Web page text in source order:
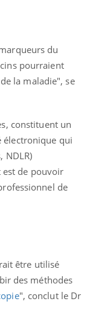
du
pourraient
la maladie", se
constituent un
électronique qui
NDLR)
est de pouvoir
de
être utilisé
des méthodes
", conclut le Dr